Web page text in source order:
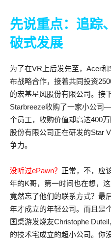
先说重点：追踪
破式发展
为了在VR上后发先至，Acer
布战略合作，接着共同投资
的宏基星风股份有限公司。接
Starbreeze收购了一家小公
个员工，收购价值却高达400
股份有限公司正在研发的Star
争力。
没听过ePawn？ 正常，不，应
年的K哥，第一时间也在想，
竟然忘了他们的联系方式？最
年才成立的年轻公司。而且是
国桌游发烧友Christophe
的技术宅成立的超小公司。你